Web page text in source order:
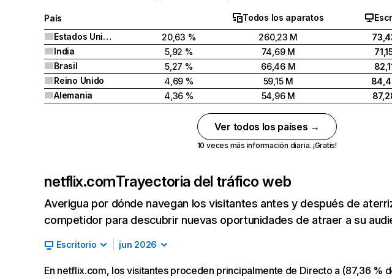
País Todos los aparatos
Estados Unidos
20,63 % 260,23 M
India
5,92 % 74,69 M
Brasil
5,27 % 66,46 M
Reino Unido
4,69 % 59,15 M
Alemania
4,36 % 54,96 M
Ver todos los países →
10 veces más información diaria. ¡Gratis!
netflix.comTrayectoria del tráfico web
Averigua por dónde navegan los visitantes antes y después de
competidor para descubrir nuevas oportunidades de atraer a su
Escritorio jun 2026
En netflix.com, los visitantes proceden principalmente de Directo a (87,36 %